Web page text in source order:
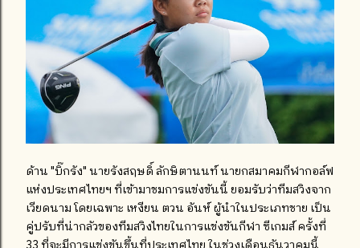
ด้าน "บิ๊กรัง" นายรังสฤษดิ์ ลักษิตานนท์ นายกสมาคมกีฬากอล์ฟ
แห่งประเทศไทยฯ ที่เข้ามาชมการแข่งขันนี้ ยอมรับว่าทีมสวิงจาก
เวียดนาม โดยเฉพาะ เหงียน ตวน อันห์ ผู้นำในประเภทชาย เป็น
คู่ปรับที่น่ากลัวของทีมสวิงไทยในการแข่งขันกีฬา ซีเกมส์ ครั้งที่